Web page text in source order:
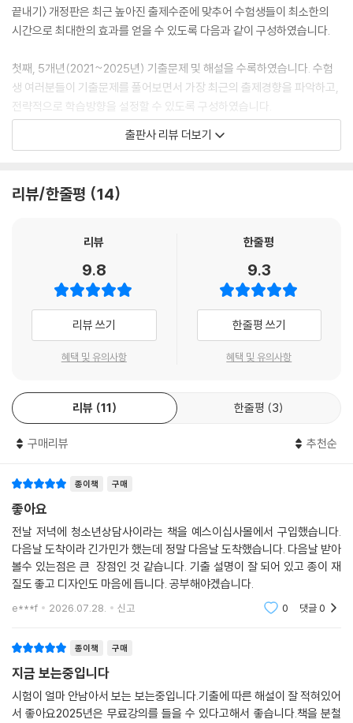
끝내기〉 개정판은 최근 높아진 출제수준에 맞추어 수험생들이 최소한의
시간으로 최대한의 효과를 얻을 수 있도록 다음과 같이 구성하였습니다.
첫째, 5개년(2021~2025년) 기출문제 및 해설을 수록하였습니다. 수험
생 여러분들이 기출문제를 풀어보면서 가장 최근의 출제경향을 파악하고,
전략적으로 학습방향을 설정할 수 있도록 구성하였습니다.
둘째, 상세한 해설로 문제풀이와 복습을 동시에 할 수 있습니다. 기출문제
법령과 관련 정책 및 자료를 검토하여 이를 모두 해설에 충실히 담아냈습
시대에듀는 원하는 분야에서 자신의 역량을 발휘할 수 있는 전문인을 희망
하며, 〈기출이 답이다 청소년상담사 2급 한권으로 끝내기〉 도서가 청소년
상담사 2급 자격시험을 준비하시는 독자님들의 합격에 많은 도움이 되길
바랍니다. 청소년상담사에 도전하는 모든 수험생들의 합격을 진심으로 기
출판사 리뷰 더보기
리뷰/한줄평 14
리뷰
9.8
리뷰 쓰기
혜택 및 유의사항
한줄평
9.3
한줄평 쓰기
혜택 및 유의사항
리뷰 11 한줄평 3
구매리뷰 추천순
종이책 구매
좋아요
전날 저녁에 청소년상담사이라는 책을 예스이십사몰에서 구입했습니다.
다음날 도착이라 긴가민가 했는데 정말 다음날 도착했습니다. 다음날 받아
볼수 있는점은 큰 장점인 것 같습니다. 기출 설명이 잘 되어 있고 종이 재
질도 좋고 디자인도 마음에 듭니다. 공부해야겠습니다.
e***f 2026.07.28. 신고 0 댓글0
종이책 구매
지금 보는중입니다
시험이 얼마 안남아서 보는 보는중입니다.기출에 따른 해설이 잘 적혀있어
서 좋아요2025년은 무료강의를 들을 수 있다고해서 좋습니다.책을 분철